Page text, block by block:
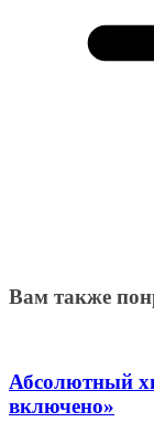
Вам также
Абсолютный
включено»